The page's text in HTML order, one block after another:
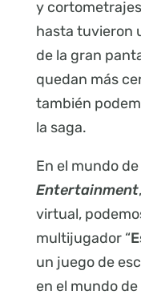
y
hasta tuvieron
de la gran
quedan más
también
la saga.
En el mundo
Entertainment
virtual,
multijugador “
un juego de
en el mundo de